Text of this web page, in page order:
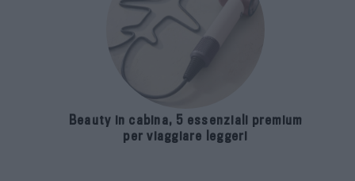
Beauty in cabina, 5 essenziali premium
per viaggiare leggeri